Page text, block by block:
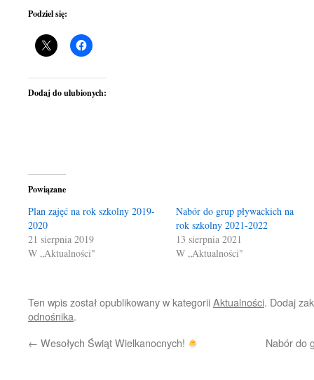
Podziel się:
Dodaj do ulubionych:
Powiązane
Plan zajęć na rok szkolny 2019-
2020
21 sierpnia 2019
W „Aktualności"
Nabór do grup pływackich na
rok szkolny 2021-2022
13 sierpnia 2021
W „Aktualności"
Ten wpis został opublikowany w kategoriiAktualności. Dodaj
odnośnika.
← Wesołych Świąt Wielkanocnych! Nabór do